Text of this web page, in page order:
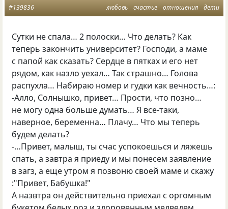
любовь счастье отношения дети
#139836
Сутки не спала… 2 полоски… Что делать? Как
теперь закончить университет? Господи, а маме
с папой как сказать? Сердце в пятках и его нет
рядом, как назло уехал… Так страшно… Голова
распухла… Набираю номер и гудки как вечность…:
-Алло, Солнышко, привет… Прости, что позно…
не могу одна больше думать… Я все-таки,
наверное, беременна… Плачу… Что мы теперь
будем делать?
-…Привет, малыш, ты счас успокоешься и ляжешь
спать, а завтра я приеду и мы понесем заявление
в загз, а еще утром я позвоню своей маме и скажу
:"Привет, Бабушка!"
А назвтра он действительно приехал с оргомным